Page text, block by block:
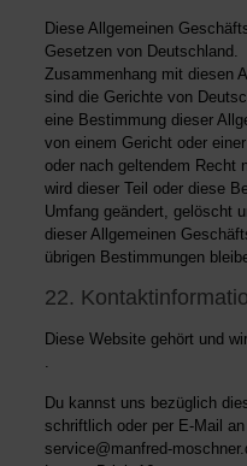
Diese Allgemeinen
Gesetzen von
Zusammenhang mit diesen
sind die Gerichte von
eine Bestimmung dieser
von einem Gericht oder
oder nach geltendem Recht
wird dieser Teil oder diese
Umfang geändert, gelöscht
dieser Allgemeinen
übrigen Bestimmungen
22.
Diese Website gehört und
.
Du kannst uns bezüglich
schriftlich oder per E-Mail
service@manfred-